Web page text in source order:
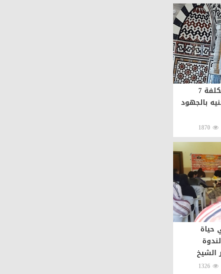
افتتاح 4 مساجد بتكلفة 7
ألف جنيه بالجهود
1870
حياة
الشيخ
1326